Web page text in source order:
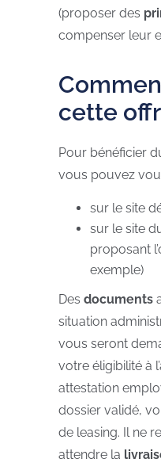
(proposer des
compenser leur
cette
Pour bénéficier
vous pouvez
sur le site
sur le site
proposant
exemple)
Des documents
situation
vous seront
votre éligibilité à
attestation
dossier validé,
de leasing. Il ne
attendre la